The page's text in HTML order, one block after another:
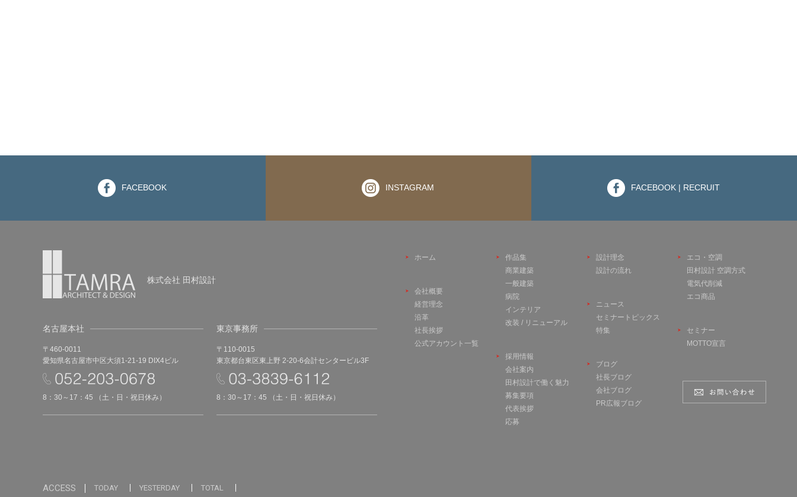
FACEBOOK INSTAGRAM FACEBOOK | RECRUIT
株式会社 田村設計
名古屋本社
〒460-0011
愛知県名古屋市中区大須1-21-19 DIX4ビル
8：30～17：45 （土・日・祝日休み）
東京事務所
〒110-0015
東京都台東区東上野 2-20-6会計センタービル3F
8：30～17：45 （土・日・祝日休み）
ホーム
会社概要
経営理念
沿革
社長挨拶
公式アカウント一覧
作品集
商業建築
一般建築
病院
インテリア
改装 / リニューアル
採用情報
会社案内
田村設計で働く魅力
募集要項
代表挨拶
応募
設計理念
設計の流れ
ニュース
セミナートピックス
特集
ブログ
社長ブログ
会社ブログ
PR広報ブログ
エコ・空調
田村設計 空調方式
電気代削減
エコ商品
セミナー
MOTTO宣言
ACCESS TODAY YESTERDAY TOTAL